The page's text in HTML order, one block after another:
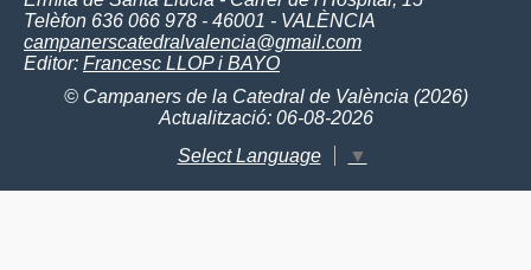
Telèfon 636 066 978 - 46001 - VALÈNCIA
campanerscatedralvalencia@gmail.com
Editor: Francesc LLOP i BAYO
© Campaners de la Catedral de València (2026)
Actualització: 06-08-2026
Select Language
▼